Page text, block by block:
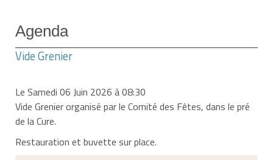
Agenda
Vide Grenier
Le Samedi 06 Juin 2026 à 08:30
Vide Grenier organisé par le Comité des Fêtes, dans le pré
de la Cure.
Restauration et buvette sur place.